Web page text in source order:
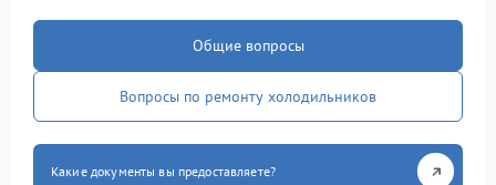
Общие вопросы
Вопросы по ремонту холодильников
Какие документы вы предоставляете?